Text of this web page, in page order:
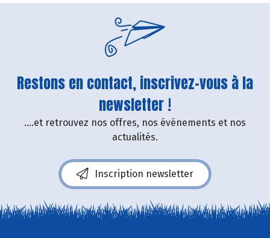
Restons en contact, inscrivez-vous à la
newsletter !
....et retrouvez nos offres, nos événements et nos
actualités.
Inscription newsletter